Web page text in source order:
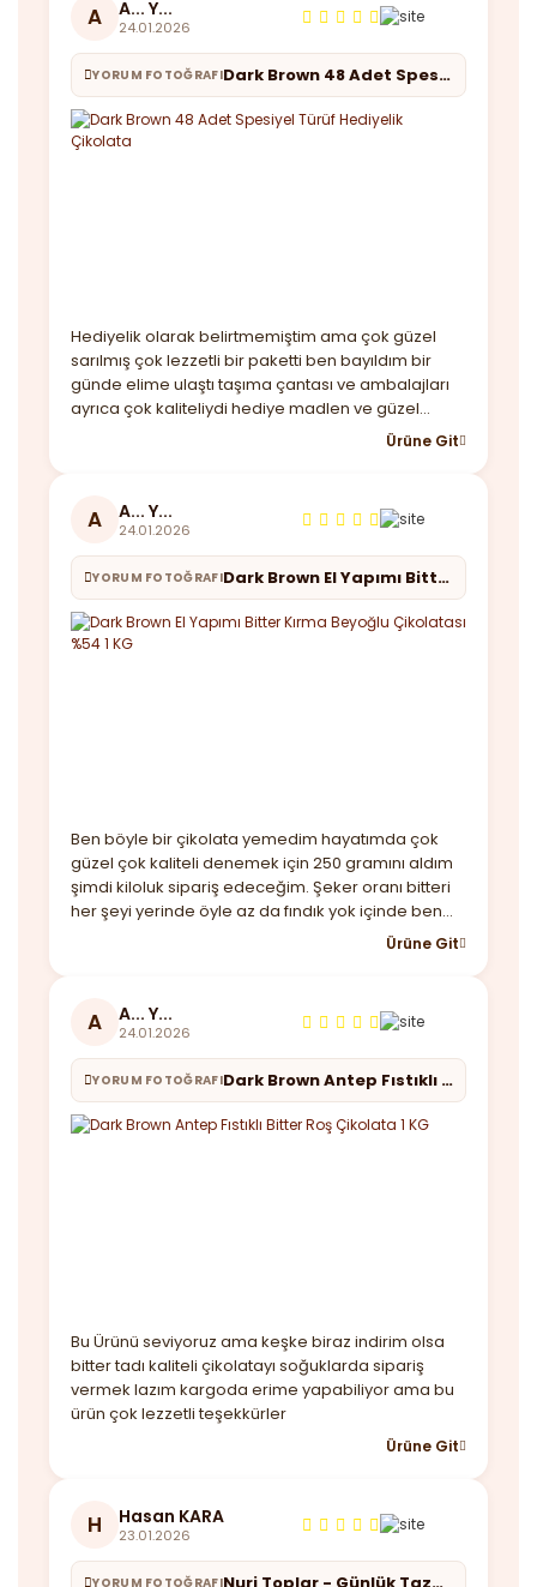
A A... Y...
24.01.2026
YORUM FOTOĞRAFI Dark Brown 48 Adet Spesiyel Türüf Hediyelik Çikolata
Hediyelik olarak belirtmemiştim ama çok güzel
sarılmış çok lezzetli bir paketti ben bayıldım bir
günde elime ulaştı taşıma çantası ve ambalajları
ayrıca çok kaliteliydi hediye madlen ve güzel
Ürüne Git
A A... Y...
24.01.2026
YORUM FOTOĞRAFI Dark Brown El Yapımı Bitter Kırma Beyoğlu Çikolatası %54 1 KG
Ben böyle bir çikolata yemedim hayatımda çok
güzel çok kaliteli denemek için 250 gramını aldım
şimdi kiloluk sipariş edeceğim. Şeker oranı bitteri
her şeyi yerinde öyle az da fındık yok içinde ben
beğendim almayı düşünenler kaçırmasın derim.
Ürüne Git
A A... Y...
24.01.2026
YORUM FOTOĞRAFI Dark Brown Antep Fıstıklı Bitter Roş Çikolata 1 KG
Bu Ürünü seviyoruz ama keşke biraz indirim olsa
bitter tadı kaliteli çikolatayı soğuklarda sipariş
vermek lazım kargoda erime yapabiliyor ama bu
ürün çok lezzetli teşekkürler
Ürüne Git
H Hasan KARA
23.01.2026
YORUM FOTOĞRAFI